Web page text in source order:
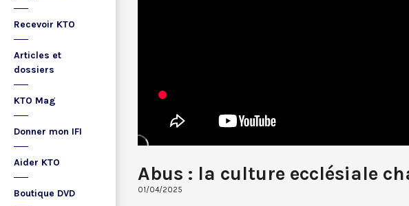
Recevoir KTO
Articles et
dossiers
KTO Mag
Donner mon IFI
Aider KTO
Boutique DVD
Abus : la culture ecclésiale
01/04/2025